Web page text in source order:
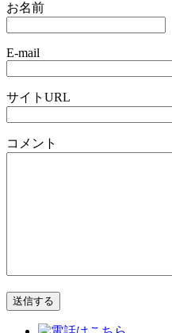
お名前
E-mail
サイトURL
コメント